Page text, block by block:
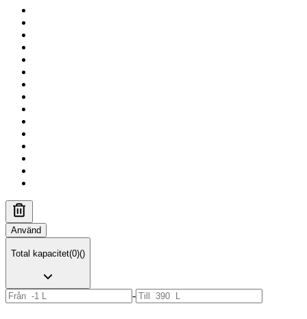
Använd
Total kapacitet(0)()
-